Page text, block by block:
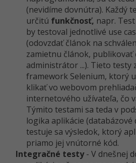
(nevidíme dovnútra). Každý
určitú funkčnosť, napr.
by testoval jednotlivé use
(odovzdať článok na
zamietnu článok, publikovať
administrátor ...). Tieto testy
framework Selenium, ktorý
klikať vo webovom
internetového užívateľa, čo
Týmito testami sa teda v
logika aplikácie
testuje sa výsledok, ktorý
priamo jej vnútorné kód.
Integračné testy- V dnešnej